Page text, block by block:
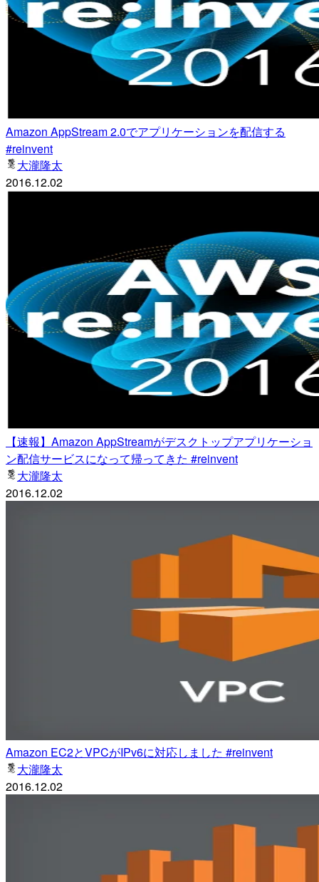
Amazon AppStream 2.0でアプリケーションを配信する
#reinvent
大瀧隆太
2016.12.02
【速報】Amazon AppStreamがデスクトップアプリケーショ
ン配信サービスになって帰ってきた #reinvent
大瀧隆太
2016.12.02
Amazon EC2とVPCがIPv6に対応しました #reinvent
大瀧隆太
2016.12.02